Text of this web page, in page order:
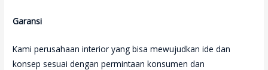
Garansi
Kami perusahaan interior yang bisa mewujudkan ide dan
konsep sesuai dengan permintaan konsumen dan